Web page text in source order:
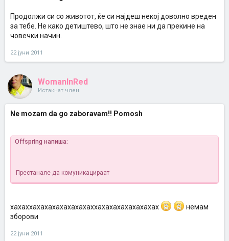
Продолжи си со животот, ќе си најдеш некој доволно вреден
за тебе. Не како детиштево, што не знае ни да прекине на
човечки начин.
22 јуни 2011
WomanInRed
Истакнат член
Ne mozam da go zaboravam!! Pomosh
Offspring напиша:
Престанале да комуникацираат
хахаххахахахахахахахаххахахахахахахахах
немам
зборови
22 јуни 2011